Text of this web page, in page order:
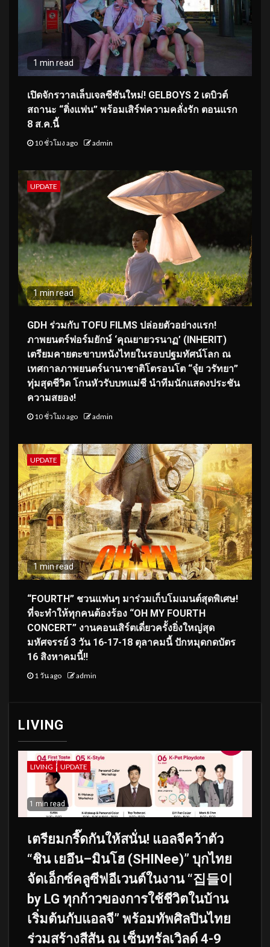
1 min read
เปิดจักรวาลเล็บเจลซีซันใหม่! GELBOYS 2 เดบิวต์
สถานะ “ติ่งแฟน” พร้อมเสิร์ฟความคลั่งรัก ตอนแรก
8 ส.ค.นี้
10 ชั่วโมง ago admin
UPDATE
1 min read
GDH ร่วมกับ TOFU FILMS ปล่อยตัวอย่างแรก!
ภาพยนตร์ฟอร์มยักษ์ ‘คุณยายวรนาฏ’ (INHERIT)
เตรียมคายตะขาบหนังไทยในรอบปฐมทัศน์โลก ณ
เทศกาลภาพยนตร์นานาชาติโตรอนโต “จุ๋ย วรัทยา”
ทุ่มสุดชีวิต โกนหัวรับบทแม่ชี นำทีมนักแสดงประชัน
ความสยอง!
10 ชั่วโมง ago admin
UPDATE
1 min read
“FOURTH” ชวนแฟนๆ มาร่วมเก็บโมเมนต์สุดพิเศษ!
ที่จะทำให้ทุกคนต้องร้อง “OH MY FOURTH
CONCERT” งานคอนเสิร์ตเดี่ยวครั้งยิ่งใหญ่สุด
มหัศจรรย์ 3 วัน 16-17-18 ตุลาคมนี้ ปักหมุดกดบัตร
16 สิงหาคมนี้!!
1 วัน ago admin
LIVING
LIVING UPDATE
1 min read
เตรียมกรี๊ดกันให้สนั่น! แอลจีคว้าตัว
“ชิน เยอึน–มินโฮ (SHINee)” บุกไทย
จัดเอ็กซ์คลูซีฟอีเวนต์ในงาน “집들이
by LG ทุกก้าวของการใช้ชีวิตในบ้าน
เริ่มต้นกับแอลจี” พร้อมทัพศิลปินไทย
ร่วมสร้างสีสัน ณ เซ็นทรัลเวิลด์ 4-9